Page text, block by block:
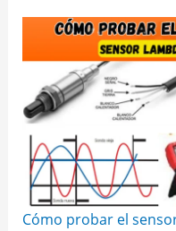
Cómo probar el